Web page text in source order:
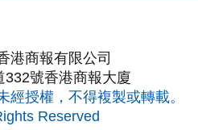
港商報有限公司
號香港商報大廈
授權，不得複製或轉載。
Reserved